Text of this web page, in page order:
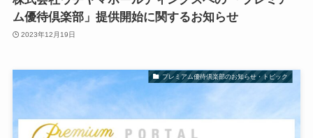
ム優待倶楽部」提供開始に関するお知らせ
2023年12月19日
プレミアム優待倶楽部のお知らせ・トピック